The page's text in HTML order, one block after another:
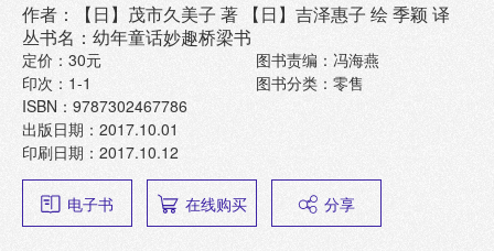
作者：【日】茂市久美子 著 【日】吉泽惠子 绘 季颖 译
丛书名：幼年童话妙趣桥梁书
定价：30元
印次：1-1
ISBN：9787302467786
出版日期：2017.10.01
印刷日期：2017.10.12
图书责编：冯海燕
图书分类：零售
电子书 在线购买 分享